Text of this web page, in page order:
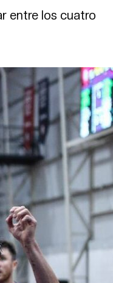
entre los cuatro